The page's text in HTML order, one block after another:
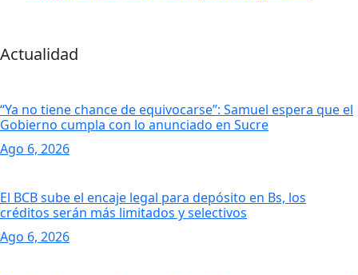
Actualidad
“Ya no tiene chance de equivocarse”: Samuel espera que el
Gobierno cumpla con lo anunciado en Sucre
Ago 6, 2026
El BCB sube el encaje legal para depósito en Bs, los
créditos serán más limitados y selectivos
Ago 6, 2026